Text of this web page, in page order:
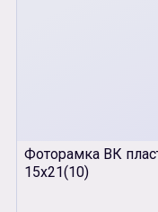
Фоторамка ВК
15х21(10)